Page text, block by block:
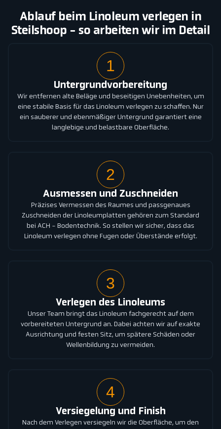
Ablauf beim Linoleum verlegen in
Steilshoop - so arbeiten wir im Detail
1
Untergrundvorbereitung
Wir entfernen alte Beläge und beseitigen Unebenheiten, um
eine stabile Basis für das Linoleum verlegen zu schaffen. Nur
ein sauberer und ebenmäßiger Untergrund garantiert eine
langlebige und belastbare Oberfläche.
2
Ausmessen und Zuschneiden
Präzises Vermessen des Raumes und passgenaues
Zuschneiden der Linoleumplatten gehören zum Standard
bei ACH - Bodentechnik. So stellen wir sicher, dass das
Linoleum verlegen ohne Fugen oder Überstände erfolgt.
3
Verlegen des Linoleums
Unser Team bringt das Linoleum fachgerecht auf dem
vorbereiteten Untergrund an. Dabei achten wir auf exakte
Ausrichtung und festen Sitz, um spätere Schäden oder
Wellenbildung zu vermeiden.
4
Versiegelung und Finish
Nach dem Verlegen versiegeln wir die Oberfläche, um den